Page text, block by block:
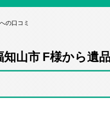
の口コミ
知山市 F様から遺